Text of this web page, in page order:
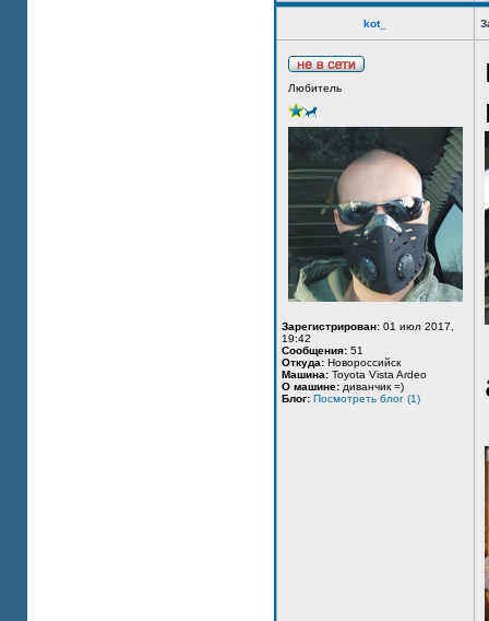
kot_
Любитель
Зарегистрирован: 01 июл 2017,
19:42
Сообщения: 51
Откуда: Новороссийск
Машина: Toyota Vista Ardeo
О машине: диванчик =)
Блог: Посмотреть блог (1)